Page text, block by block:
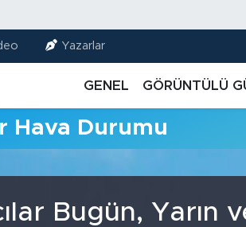
Yazarlar
GENEL GÖRÜNTÜLÜ
Hava Durumu
Bugün, Yarın
ve Fikstür